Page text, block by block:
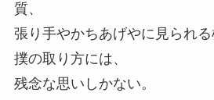
質、
張り手やかちあげやに見られ
撲の取り方には、
残念な思いしかない。